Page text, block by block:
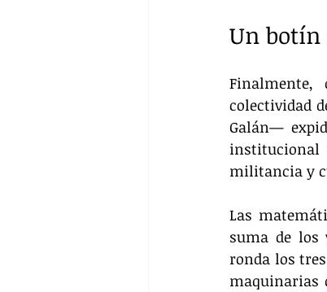
Un botín
colectividad
Galán—
militancia y
Las
suma de los
ronda los
maquinarias